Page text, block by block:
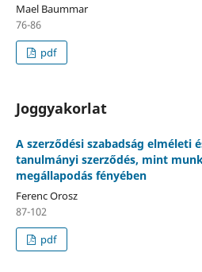
Mael Baummar
76-86
pdf
Joggyakorlat
A szerződési szabadság elméleti
tanulmányi szerződés, mint
megállapodás fényében
Ferenc Orosz
87-102
pdf